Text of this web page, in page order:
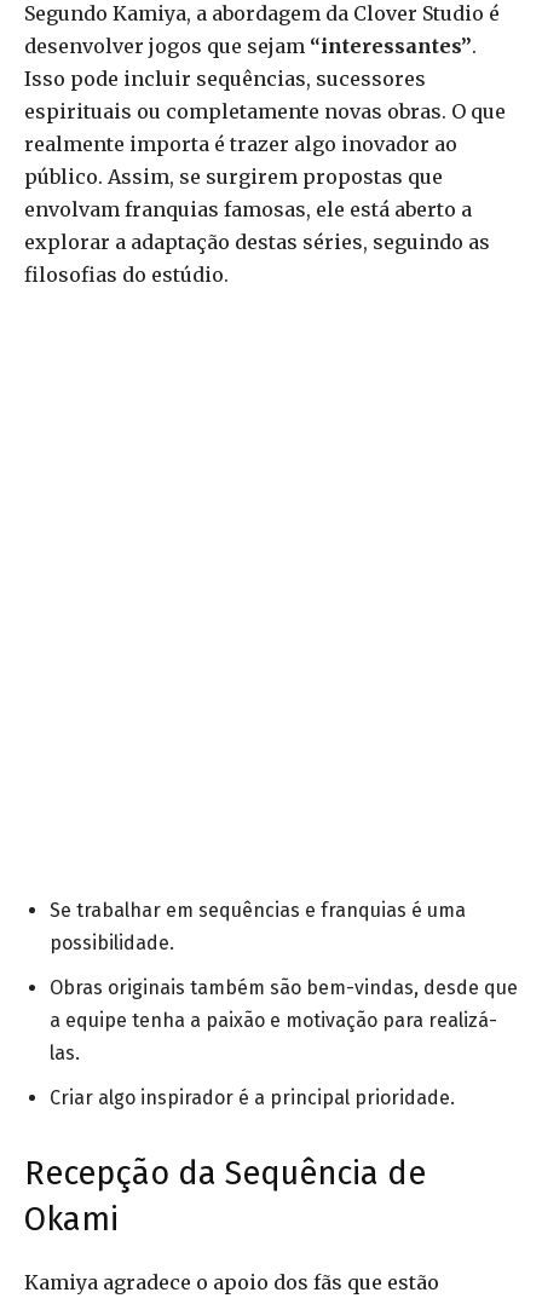
Segundo Kamiya, a abordagem da Clover Studio é
desenvolver jogos que sejam “interessantes”.
Isso pode incluir sequências, sucessores
espirituais ou completamente novas obras. O que
realmente importa é trazer algo inovador ao
público. Assim, se surgirem propostas que
envolvam franquias famosas, ele está aberto a
explorar a adaptação destas séries, seguindo as
filosofias do estúdio.
Se trabalhar em sequências e franquias é uma
possibilidade.
Obras originais também são bem-vindas, desde que
a equipe tenha a paixão e motivação para realizá-
las.
Criar algo inspirador é a principal prioridade.
Recepção da Sequência de
Okami
Kamiya agradece o apoio dos fãs que estão